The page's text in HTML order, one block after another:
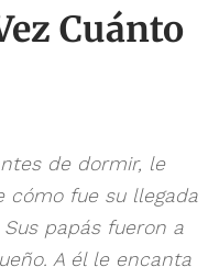
Cuánto
de dormir, le
cómo fue su llegada
papás fueron a
A él le encanta